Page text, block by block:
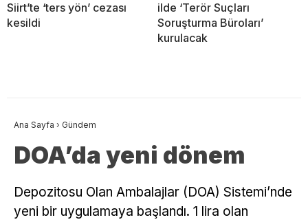
Siirt’te ‘ters yön’ cezası
kesildi
ilde ‘Terör Suçları
Soruşturma Büroları’
kurulacak
Ana Sayfa › Gündem
DOA’da yeni dönem
Depozitosu Olan Ambalajlar (DOA) Sistemi’nde
yeni bir uygulamaya başlandı. 1 lira olan